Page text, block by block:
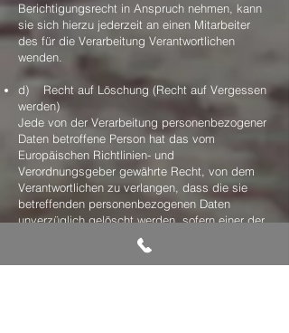
Berichtigungsrecht in Anspruch nehmen, kann
sie sich hierzu jederzeit an einen Mitarbeiter
des für die Verarbeitung Verantwortlichen
wenden.
d) Recht auf Löschung (Recht auf Vergessen
werden)
Jede von der Verarbeitung personenbezogener
Daten betroffene Person hat das vom
Europäischen Richtlinien- und
Verordnungsgeber gewährte Recht, von dem
Verantwortlichen zu verlangen, dass die sie
betreffenden personenbezogenen Daten
unverzüglich gelöscht werden, sofern einer der
folgenden Gründe zutrifft und soweit die
Verarbeitung nicht erforderlich ist:
Die personenbezogenen Daten wurden für